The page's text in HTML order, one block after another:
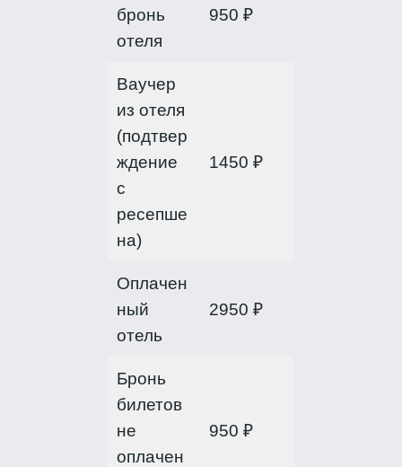
бронь
отеля
950 ₽
Ваучер
из отеля
(подтвер
ждение
с
ресепше
на)
1450 ₽
Оплачен
ный
отель
2950 ₽
Бронь
билетов
не
оплачен
950 ₽